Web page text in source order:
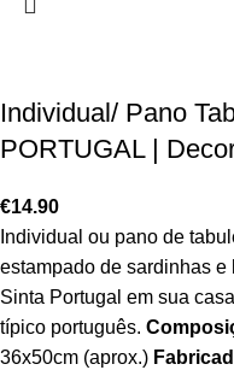
Individual/ Pano
PORTUGAL |
€14.90
Individual ou pano de
estampado de sardinhas
Sinta Portugal em sua
típico português.
36x50cm (aprox.)